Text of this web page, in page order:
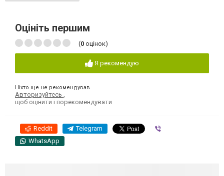
Оцініть першим
(0 оцінок)
Я рекомендую
Ніхто ще не рекомендував
Авторизуйтесь ,
щоб оцінити і порекомендувати
Reddit Telegram
WhatsApp